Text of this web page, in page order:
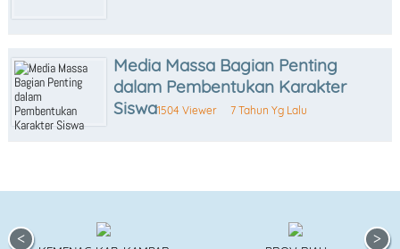
Media Massa Bagian Penting
dalam Pembentukan Karakter
Siswa1504 Viewer 7 Tahun Yg Lalu